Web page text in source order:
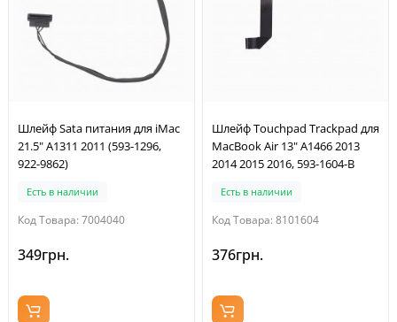
Шлейф Sata питания для iMac
21.5" A1311 2011 (593-1296,
922-9862)
Есть в наличии
Код Товара: 7004040
349грн.
Шлейф Touchpad Trackpad для
MacBook Air 13" A1466 2013
2014 2015 2016, 593-1604-B
Есть в наличии
Код Товара: 8101604
376грн.